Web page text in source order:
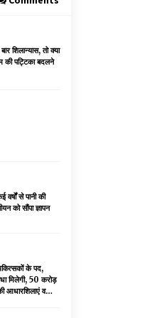
और मछली पकड़ने के
सब्सिडी
संदीपनी
शिलान्यास, तो क्या
की पट्टिका बदलने
से पानी की
को सौंपा ज्ञापन
के पद,
मिलेगी, 50 करोड़
आधारशिलाएं व